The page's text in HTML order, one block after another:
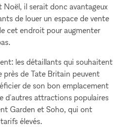
Noël, il serait donc avantageux
de louer un espace de vente
cet endroit pour augmenter
les détaillants qui souhaitent
près de Tate Britain peuvent
de son bon emplacement
d'autres attractions populaires
Garden et Soho, qui ont
élevés.